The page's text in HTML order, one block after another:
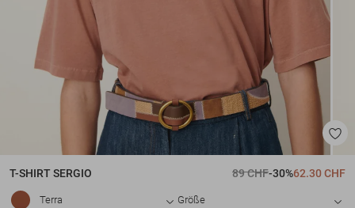
T-SHIRTSERGIO 89 CHF-30%62.30 CHF
Terra Größe